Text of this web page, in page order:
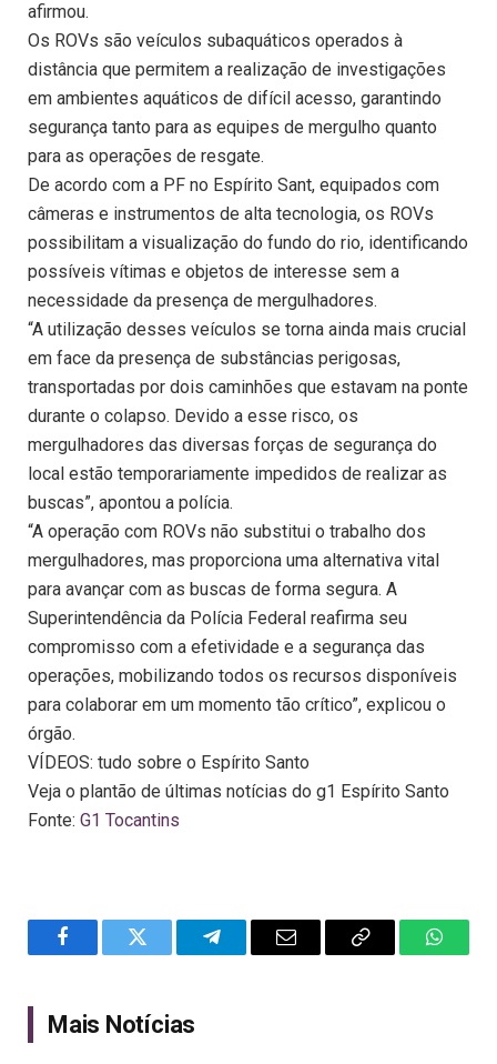
afirmou.
Os ROVs são veículos subaquáticos operados à
distância que permitem a realização de investigações
em ambientes aquáticos de difícil acesso, garantindo
segurança tanto para as equipes de mergulho quanto
para as operações de resgate.
De acordo com a PF no Espírito Sant, equipados com
câmeras e instrumentos de alta tecnologia, os ROVs
possibilitam a visualização do fundo do rio, identificando
possíveis vítimas e objetos de interesse sem a
necessidade da presença de mergulhadores.
“A utilização desses veículos se torna ainda mais crucial
em face da presença de substâncias perigosas,
transportadas por dois caminhões que estavam na ponte
durante o colapso. Devido a esse risco, os
mergulhadores das diversas forças de segurança do
local estão temporariamente impedidos de realizar as
buscas”, apontou a polícia.
“A operação com ROVs não substitui o trabalho dos
mergulhadores, mas proporciona uma alternativa vital
para avançar com as buscas de forma segura. A
Superintendência da Polícia Federal reafirma seu
compromisso com a efetividade e a segurança das
operações, mobilizando todos os recursos disponíveis
para colaborar em um momento tão crítico”, explicou o
órgão.
VÍDEOS: tudo sobre o Espírito Santo
Veja o plantão de últimas notícias do g1 Espírito Santo
Fonte: G1 Tocantins
FacebookTwitter TelegramEmail
Copy
Mais Notícias